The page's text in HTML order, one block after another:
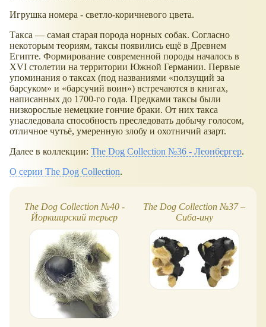
Игрушка номера - светло-коричневого цвета.
Такса — самая старая порода норных собак. Согласно
некоторым теориям, таксы появились ещё в Древнем
Египте. Формирование современной породы началось в
XVI столетии на территории Южной Германии. Первые
упоминания о таксах (под названиями «ползущий за
барсуком» и «барсучий воин») встречаются в книгах,
написанных до 1700-го года. Предками таксы были
низкорослые немецкие гончие браки. От них такса
унаследовала способность преследовать добычу голосом,
отличное чутьё, умеренную злобу и охотничий азарт.
Далее в коллекции: The Dog Collection №36 - Леонбергер.
О серии The Dog Collection.
The Dog Collection №40 -
Йоркширский терьер
The Dog Collection №37 –
Сиба-ину